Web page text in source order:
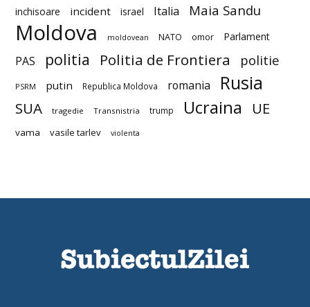
inchisoare incident israel Italia Maia Sandu
Moldova moldovean NATO omor Parlament
PAS politia Politia de Frontiera politie
PSRM putin Republica Moldova romania Rusia
SUA tragedie Transnistria trump Ucraina UE
vama vasile tarlev violenta